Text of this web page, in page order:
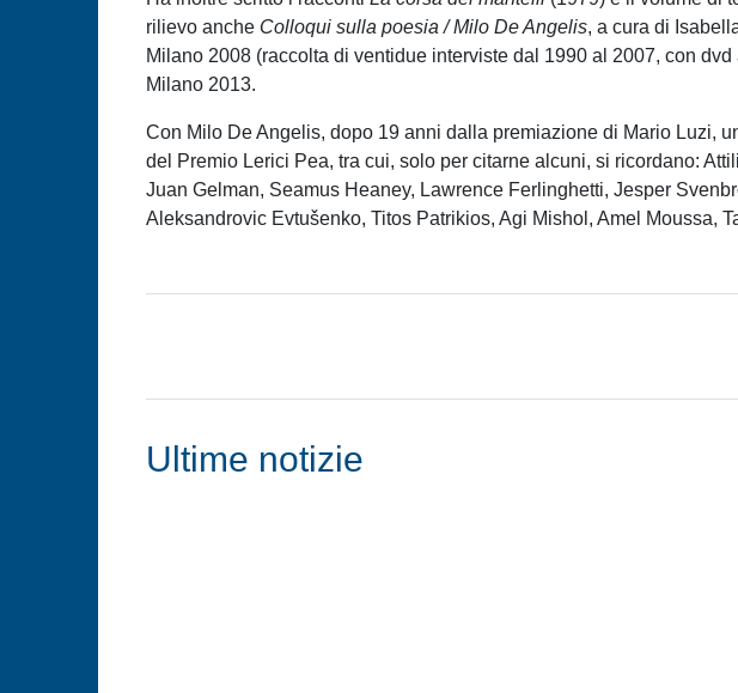
rilievo anche Colloqui sulla poesia / Milo De Angelis, a cura di
Milano 2008 (raccolta di ventidue interviste dal 1990 al 2007, con
Milano 2013.
Con Milo De Angelis, dopo 19 anni dalla premiazione di Mario Luzi,
del Premio Lerici Pea, tra cui, solo per citarne alcuni, si ricordano:
Juan Gelman, Seamus Heaney, Lawrence Ferlinghetti, Jesper
Aleksandrovic Evtušenko, Titos Patrikios, Agi Mishol, Amel Moussa,
Ultime notizie